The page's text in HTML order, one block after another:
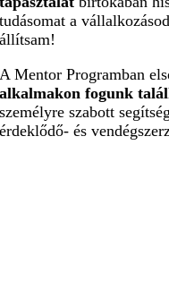
tudásomat a
állítsam!
A Mentor Programban
alkalmakon fogunk
személyre szabott
érdeklődő- és